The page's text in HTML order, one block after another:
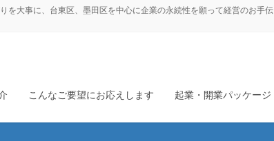
を大事に、台東区、墨田区を中心に企業の永続性を願って経営のお手伝
こんなご要望にお応えします 起業・開業パッケージ